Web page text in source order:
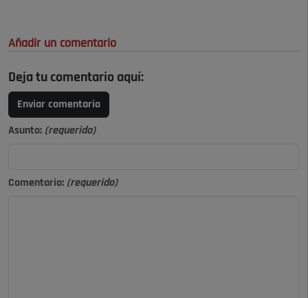
Añadir un comentario
Deja tu comentario aquí:
Enviar comentario
Asunto: (requerido)
Comentario: (requerido)